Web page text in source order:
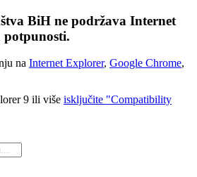
BiH ne podržava Internet
potpunosti.
na Internet Explorer, Google Chrome,
9 ili više isključite "Compatibility